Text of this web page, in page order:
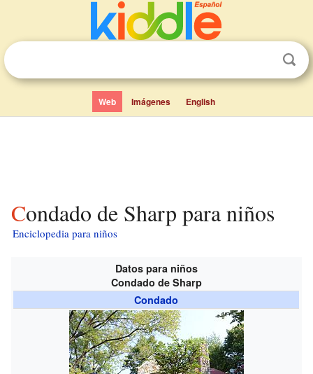
Web Imágenes English
Condado de Sharp para niños
Enciclopedia para niños
Datos para niños
Condado de Sharp
Condado